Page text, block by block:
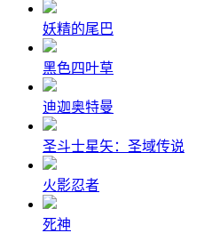
妖精的尾巴
黑色四叶草
迪迦奥特曼
圣斗士星矢：圣域传说
火影忍者
死神